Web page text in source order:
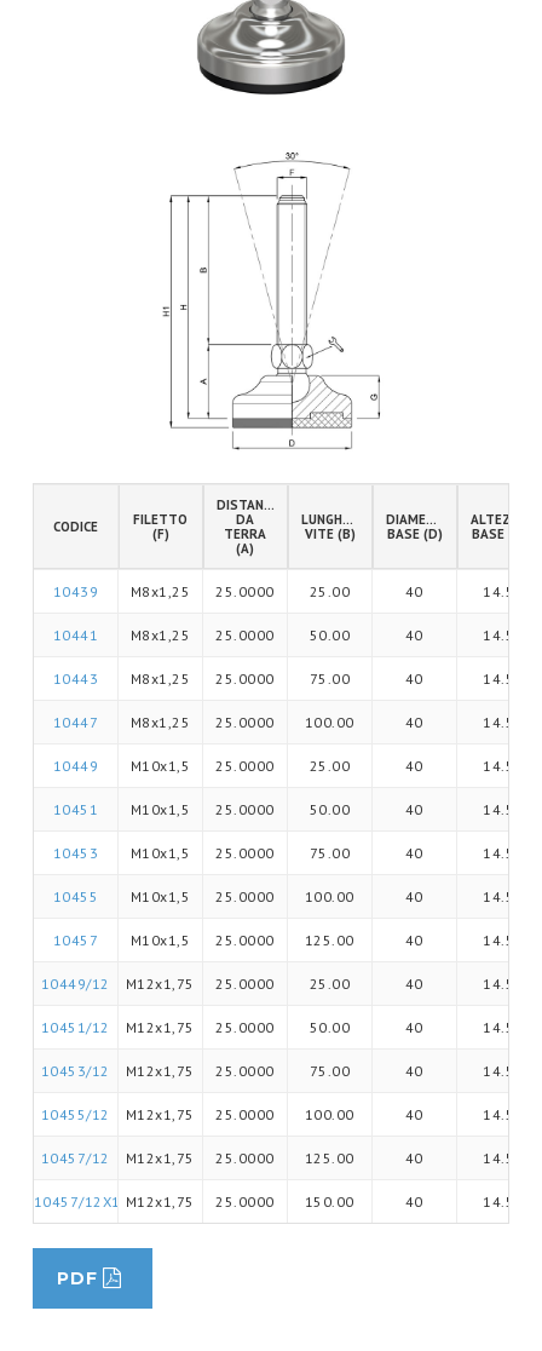
CODICE
FILETTO
(F)
DISTANZA
DA
TERRA
(A)
LUNGHEZZA
VITE (B)
DIAMETRO
BASE (D)
ALTEZZA
BASE (G)
10439 M8x1,25 25.0000 25.00 40 14.5
10441 M8x1,25 25.0000 50.00 40 14.5
10443 M8x1,25 25.0000 75.00 40 14.5
10447 M8x1,25 25.0000 100.00 40 14.5
10449 M10x1,5 25.0000 25.00 40 14.5
10451 M10x1,5 25.0000 50.00 40 14.5
10453 M10x1,5 25.0000 75.00 40 14.5
10455 M10x1,5 25.0000 100.00 40 14.5
10457 M10x1,5 25.0000 125.00 40 14.5
10449/12 M12x1,75 25.0000 25.00 40 14.5
10451/12 M12x1,75 25.0000 50.00 40 14.5
10453/12 M12x1,75 25.0000 75.00 40 14.5
10455/12 M12x1,75 25.0000 100.00 40 14.5
10457/12 M12x1,75 25.0000 125.00 40 14.5
10457/12X150M12x1,75 25.0000 150.00 40 14.5
PDF